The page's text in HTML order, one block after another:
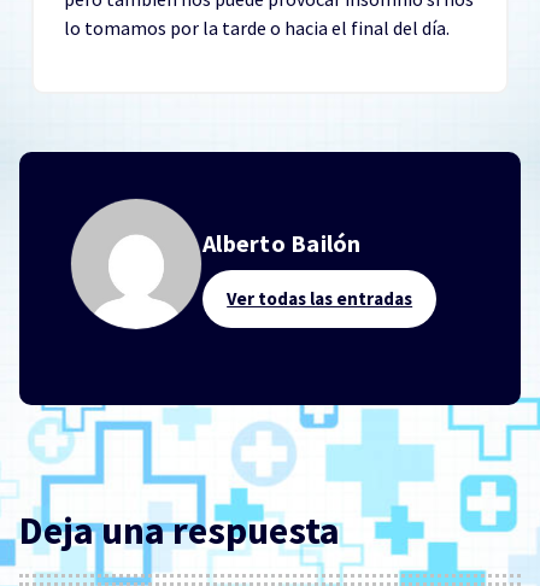
lo tomamos por la tarde o hacia el final del día.
Alberto Bailón
Ver todas las entradas
Deja una respuesta